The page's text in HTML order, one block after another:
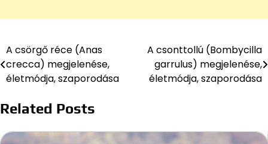
Bejegyzés
navigáció
A csörgő réce (Anas
crecca) megjelenése,
életmódja, szaporodása
A csonttollú (Bombycilla
garrulus) megjelenése,
életmódja, szaporodása
Related Posts